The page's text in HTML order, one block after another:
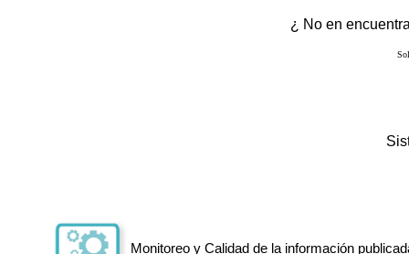
¿ No en
Monitoreo y Calidad de la información